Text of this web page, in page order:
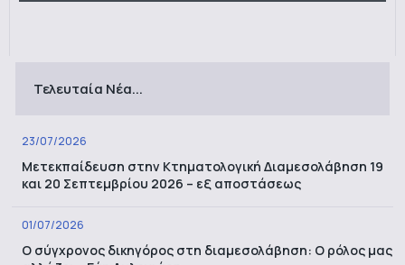
Τελευταία Νέα...
23/07/2026
Μετεκπαίδευση στην Κτηματολογική Διαμεσολάβηση 19
και 20 Σεπτεμβρίου 2026 – εξ αποστάσεως
01/07/2026
Ο σύγχρονος δικηγόρος στη διαμεσολάβηση: Ο ρόλος μας